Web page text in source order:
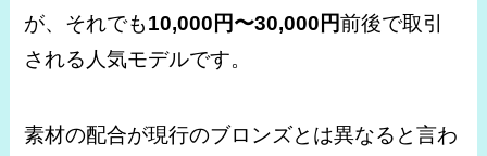
が、それでも10,000円〜30,000円前後で取引
される人気モデルです。
素材の配合が現行のブロンズとは異なると言わ